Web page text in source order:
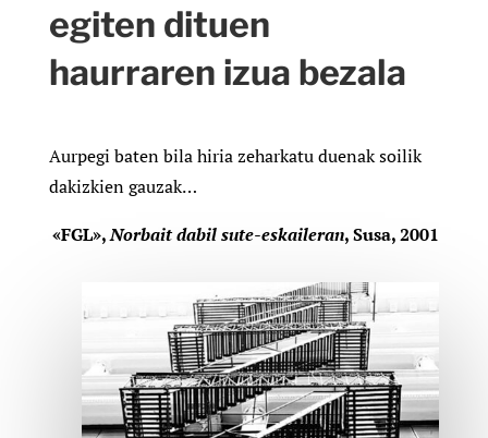
egiten dituen
haurraren izua bezala
Aurpegi baten bila hiria zeharkatu duenak soilik
dakizkien gauzak…
«FGL»,Norbait dabil sute-eskaileran, Susa, 2001